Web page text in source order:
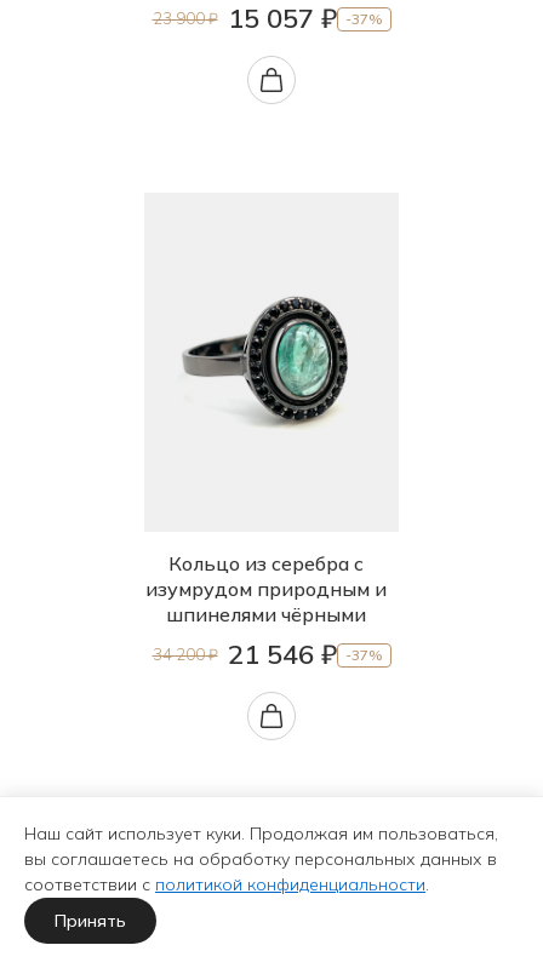
23 900 ₽ 15 057 ₽ -37%
Кольцо из серебра с
изумрудом природным и
шпинелями чёрными
34 200 ₽ 21 546 ₽ -37%
Наш сайт использует куки. Продолжая им пользоваться,
вы соглашаетесь на обработку персональных данных в
соответствии с политикой конфиденциальности.
Принять